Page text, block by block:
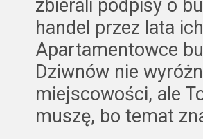
zbierali podpisy o
handel przez lata
Apartamentowce
Dziwnów nie
miejscowości, ale
muszę, bo temat